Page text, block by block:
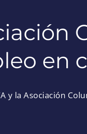
en
y la Asociación